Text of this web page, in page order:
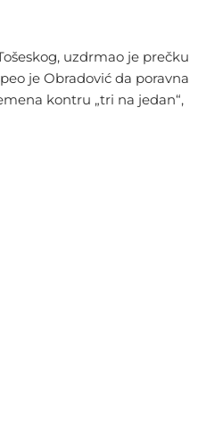
uzdrmao je prečku
je Obradović da poravna
kontru „tri na jedan“,